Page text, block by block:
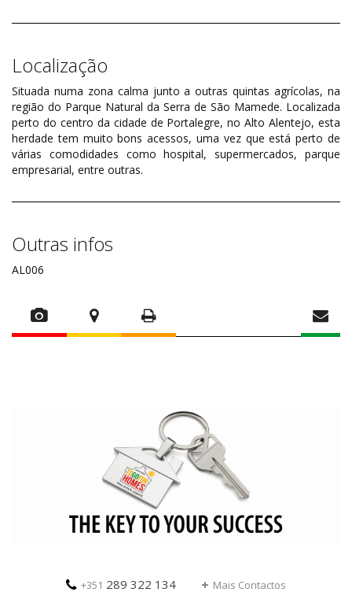
Localização
Situada numa zona calma junto a outras quintas agrícolas, na
região do Parque Natural da Serra de São Mamede. Localizada
perto do centro da cidade de Portalegre, no Alto Alentejo, esta
herdade tem muito bons acessos, uma vez que está perto de
várias comodidades como hospital, supermercados, parque
empresarial, entre outras.
Outras infos
AL006
+351 289 322 134 Mais Contactos